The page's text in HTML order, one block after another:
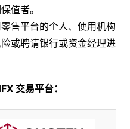
值者。
售平台的个人、使用机构
或聘请银行或资金经理进
交易平台：